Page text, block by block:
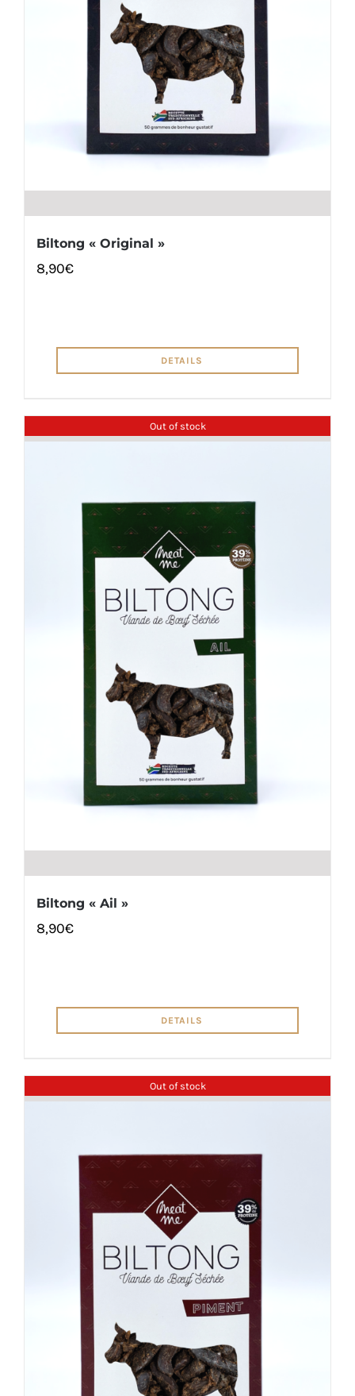
Biltong « Original »
8,90€
DETAILS
Out of stock
Biltong « Ail »
8,90€
DETAILS
Out of stock